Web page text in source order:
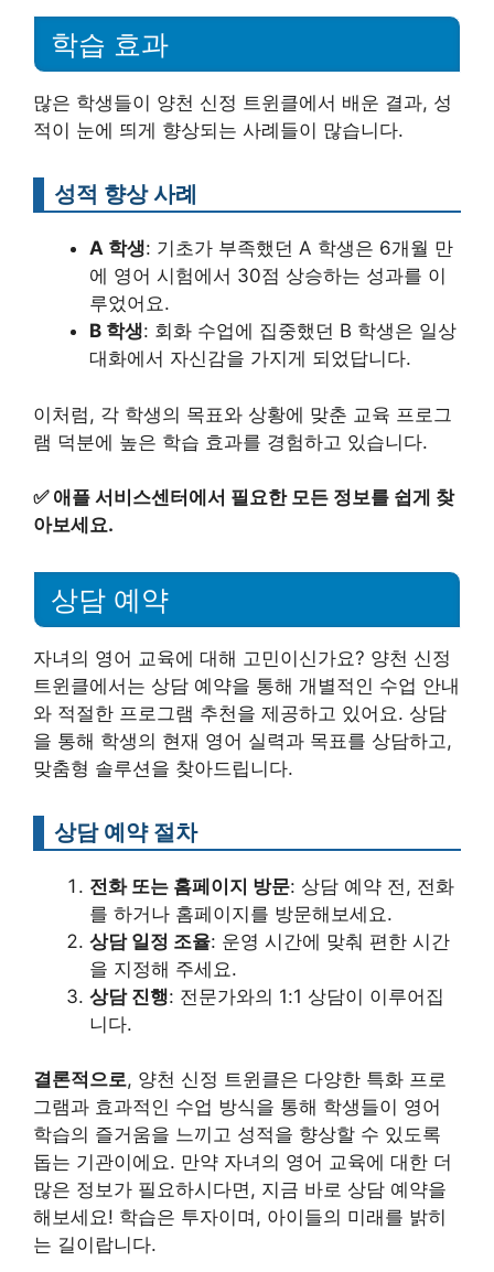
학습 효과
많은 학생들이 양천 신정 트윈클에서 배운 결과, 성
적이 눈에 띄게 향상되는 사례들이 많습니다.
성적 향상 사례
A 학생: 기초가 부족했던 A 학생은 6개월 만
에 영어 시험에서 30점 상승하는 성과를 이
루었어요.
B 학생: 회화 수업에 집중했던 B 학생은 일상
대화에서 자신감을 가지게 되었답니다.
이처럼, 각 학생의 목표와 상황에 맞춘 교육 프로그
램 덕분에 높은 학습 효과를 경험하고 있습니다.
✅ 애플 서비스센터에서 필요한 모든 정보를 쉽게 찾
아보세요.
상담 예약
자녀의 영어 교육에 대해 고민이신가요? 양천 신정
트윈클에서는 상담 예약을 통해 개별적인 수업 안내
와 적절한 프로그램 추천을 제공하고 있어요. 상담
을 통해 학생의 현재 영어 실력과 목표를 상담하고,
맞춤형 솔루션을 찾아드립니다.
상담 예약 절차
전화 또는 홈페이지 방문: 상담 예약 전, 전화
를 하거나 홈페이지를 방문해보세요.
상담 일정 조율: 운영 시간에 맞춰 편한 시간
을 지정해 주세요.
상담 진행: 전문가와의 1:1 상담이 이루어집
니다.
결론적으로, 양천 신정 트윈클은 다양한 특화 프로
그램과 효과적인 수업 방식을 통해 학생들이 영어
학습의 즐거움을 느끼고 성적을 향상할 수 있도록
돕는 기관이에요. 만약 자녀의 영어 교육에 대한 더
많은 정보가 필요하시다면, 지금 바로 상담 예약을
해보세요! 학습은 투자이며, 아이들의 미래를 밝히
는 길이랍니다.